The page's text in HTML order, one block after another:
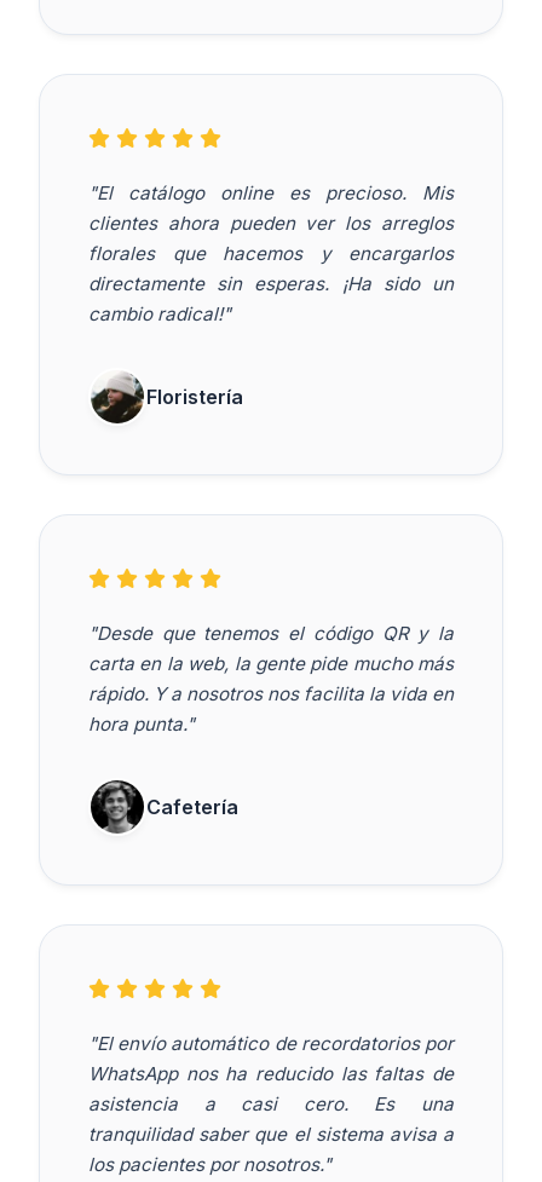
"El catálogo online es precioso. Mis
clientes ahora pueden ver los arreglos
florales que hacemos y encargarlos
directamente sin esperas. ¡Ha sido un
cambio radical!"
Floristería
"Desde que tenemos el código QR y la
carta en la web, la gente pide mucho más
rápido. Y a nosotros nos facilita la vida en
hora punta."
Cafetería
"El envío automático de recordatorios por
WhatsApp nos ha reducido las faltas de
asistencia a casi cero. Es una
tranquilidad saber que el sistema avisa a
los pacientes por nosotros."